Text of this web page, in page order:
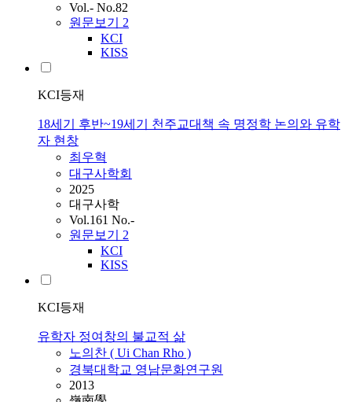
Vol.- No.82
원문보기 2
KCI
KISS
KCI등재
18세기 후반~19세기 천주교대책 속 명정학 논의와 유학
자 현창
최우혁
대구사학회
2025
대구사학
Vol.161 No.-
원문보기 2
KCI
KISS
KCI등재
유학자 정여창의 불교적 삶
노의찬 ( Ui Chan Rho )
경북대학교 영남문화연구원
2013